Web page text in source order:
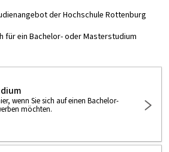
der Hochschule Rottenburg
für ein Bachelor- oder Masterstudium
wenn Sie sich auf einen Bachelor-
möchten.